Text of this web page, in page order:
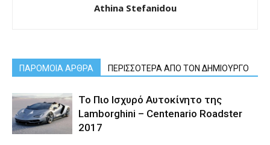
Athina Stefanidou
ΠΑΡΟΜΟΙΑ ΑΡΘΡΑ ΠΕΡΙΣΣΟΤΕΡΑ ΑΠΟ ΤΟΝ ΔΗΜΙΟΥΡΓΟ
Το Πιο Ισχυρό Αυτοκίνητο της
Lamborghini – Centenario Roadster
2017